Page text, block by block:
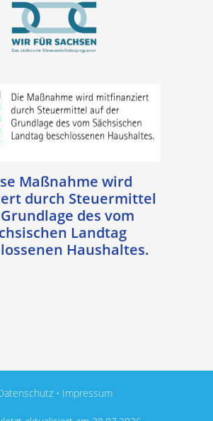
Maßnahme wird
durch Steuermittel
des vom
Landtag
Haushaltes.
• Impressum